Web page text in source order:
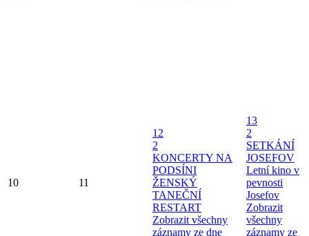
10 11
12
2
KONCERTY NA
PODSÍNI
ŽENSKÝ
TANEČNÍ
RESTART
Zobrazit všechny
záznamy ze dne
13
2
SETKÁNÍ
JOSEFOV
Letní kino v
pevnosti
Josefov
Zobrazit
všechny
záznamy ze